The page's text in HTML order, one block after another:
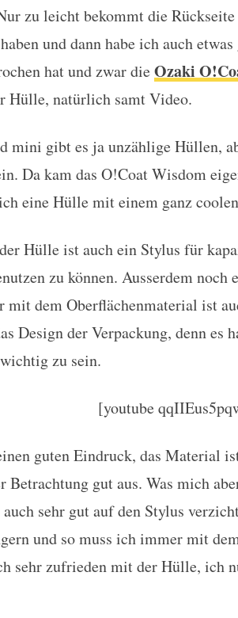
zu leicht bekommt die
und dann habe ich auch
hat und zwar dieOzaki
Hülle, natürlich samt Video.
mini gibt es ja unzählige Hüllen,
Da kam das O!Coat Wisdom
eine Hülle mit einem ganz
Hülle ist auch ein Stylus für
zu können. Ausserdem
mit dem Oberflächenmaterial ist
Design der Verpackung, denn es
zu sein.
[youtube
guten Eindruck, das Material
Betrachtung gut aus. Was mich
sehr gut auf den Stylus
und so muss ich immer mit
sehr zufrieden mit der Hülle, ich